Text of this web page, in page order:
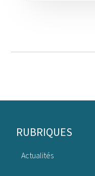
Pied
de
RUBRIQUES
Actualités